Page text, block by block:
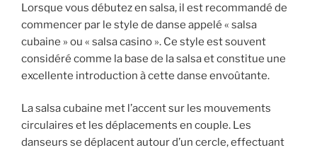
Lorsque vous débutez en salsa, il est recommandé de
commencer par le style de danse appelé « salsa
cubaine » ou « salsa casino ». Ce style est souvent
considéré comme la base de la salsa et constitue une
excellente introduction à cette danse envoûtante.
La salsa cubaine met l’accent sur les mouvements
circulaires et les déplacements en couple. Les
danseurs se déplacent autour d’un cercle, effectuant